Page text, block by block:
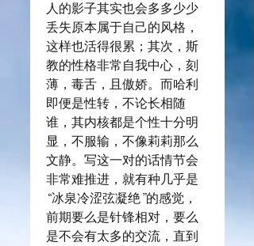
人的影子其实也会多多少少
丢失原本属于自己的风格，
这样也活得很累；其次，斯
教的性格非常自我中心，刻
薄，毒舌，且傲娇。而哈利
即便是性转，不论长相随
谁，其内核都是个性十分明
显，不服输，不像莉莉那么
文静。写这一对的话情节会
非常难推进，就有种几乎是
“冰泉冷涩弦凝绝”的感觉，
前期要么是针锋相对，要么
是不会有太多的交流，直到